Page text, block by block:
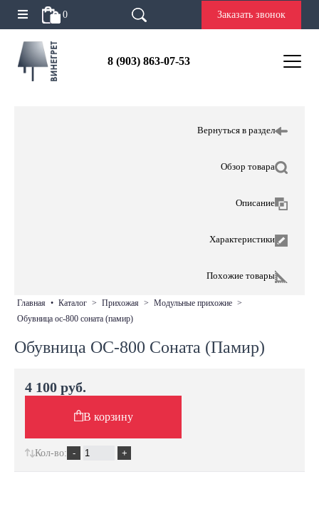
0 Заказать звонок
8 (903) 863-07-53
Вернуться в раздел
Обзор товара
Описание
Характеристики
Похожие товары
главная • каталог > прихожая > модульные прихожие >
обувница ос-800 соната (памир)
Обувница ОС-800 Соната (Памир)
4 100 руб.
В корзину
Кол-во: